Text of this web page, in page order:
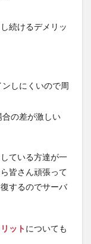
続けるデメリッ
しにくいので周
の差が激しい
ている方達が一
皆さん頑張って
するのでサーバ
ットについても